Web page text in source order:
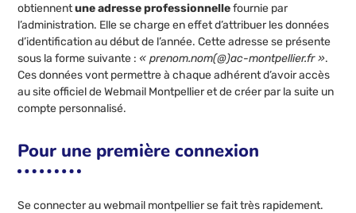
obtiennentune adresse professionnellefournie par
l’administration. Elle se charge en effet d’attribuer les données
d’identification au début de l’année. Cette adresse se présente
sous la forme suivante : « prenom.nom(@)ac-montpellier.fr ».
Ces données vont permettre à chaque adhérent d’avoir accès
au site officiel de Webmail Montpellier et de créer par la suite un
compte personnalisé.
Pour une première connexion
Se connecter au webmail montpellier se fait très rapidement.